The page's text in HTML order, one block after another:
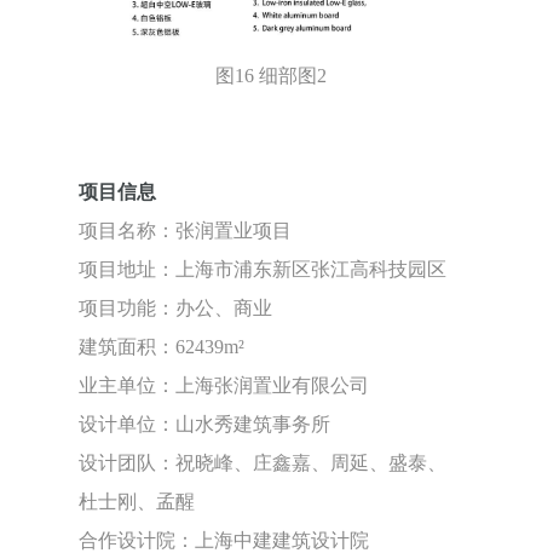
图16 细部图2
项目信息
项目名称：张润置业项目
项目地址：上海市浦东新区张江高科技园区
项目功能：办公、商业
建筑面积：62439m²
业主单位：上海张润置业有限公司
设计单位：山水秀建筑事务所
设计团队：祝晓峰、庄鑫嘉、周延、盛泰、
杜士刚、孟醒
合作设计院：上海中建建筑设计院